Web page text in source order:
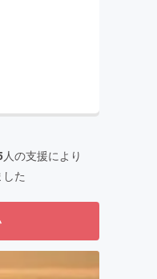
人の支援により
た